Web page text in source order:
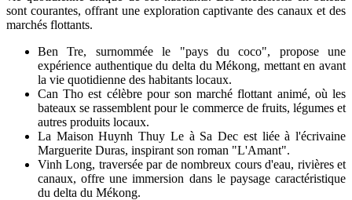
sont courantes, offrant une exploration captivante des canaux et des
marchés flottants.
Ben Tre, surnommée le "pays du coco", propose une
expérience authentique du delta du Mékong, mettant en avant
la vie quotidienne des habitants locaux.
Can Tho est célèbre pour son marché flottant animé, où les
bateaux se rassemblent pour le commerce de fruits, légumes et
autres produits locaux.
La Maison Huynh Thuy Le à Sa Dec est liée à l'écrivaine
Marguerite Duras, inspirant son roman "L'Amant".
Vinh Long, traversée par de nombreux cours d'eau, rivières et
canaux, offre une immersion dans le paysage caractéristique
du delta du Mékong.